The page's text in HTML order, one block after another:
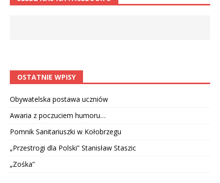
OSTATNIE WPISY
Obywatelska postawa uczniów
Awaria z poczuciem humoru…
Pomnik Sanitariuszki w Kołobrzegu
„Przestrogi dla Polski” Stanisław Staszic
„Zośka”